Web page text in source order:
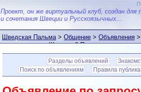
Проект, он же виртуальный клуб, создан для
и сочетания Швеции и Русскоязычных...
Шведская Пальма>Общение>Объявления>
пользователем Шведской Пальмы
Разделы объявлений
Поиск по объявлениям
Правила